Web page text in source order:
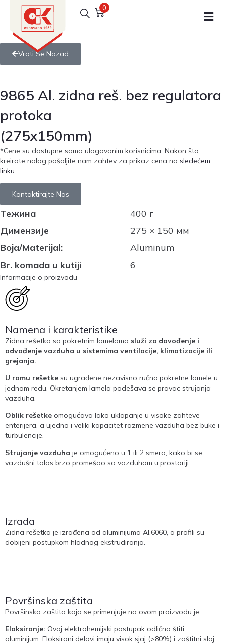
0
Vrati Se Nazad
9865 Al. zidna reš. bez regulatora
protoka
(275x150mm)
*Cene su dostupne samo ulogovanim korisnicima. Nakon što
kreirate nalog pošaljite nam zahtev za prikaz cena na sledećem
linku.
Kontaktirajte Nas
Тежина
400 г
Димензије
275 × 150 мм
Boja/Materijal:
Aluminum
Br. komada u kutiji
6
Informacije o proizvodu
Namena i karakteristike
Zidna rešetka sa pokretnim lamelama služi za dovođenje i
odvođenje vazduha u sistemima ventilacije, klimatizacije ili
grejanja.
U ramu rešetke su ugrađene nezavisno ručno pokretne lamele u
jednom redu. Okretanjem lamela podešava se pravac strujanja
vazduha.
Oblik rešetke omogućava lako uklapanje u visoke zahteve
enterijera, a ujedno i veliki kapacitet razmene vazduha bez buke i
turbulencije.
Strujanje vazduha je omogućeno u 1 ili 2 smera, kako bi se
vazdušni talas brzo promešao sa vazduhom u prostoriji.
Izrada
Zidna rešetka je izrađena od aluminijuma Al.6060, a profili su
dobijeni postupkom hladnog ekstrudiranja.
Površinska zaštita
Površinska zaštita koja se primenjuje na ovom proizvodu je:
Eloksiranje: Ovaj elektrohemijski postupak odlično štiti
aluminijum. Eloksirani delovi imaju visok sjaj (>80%) i zaštitni sloj